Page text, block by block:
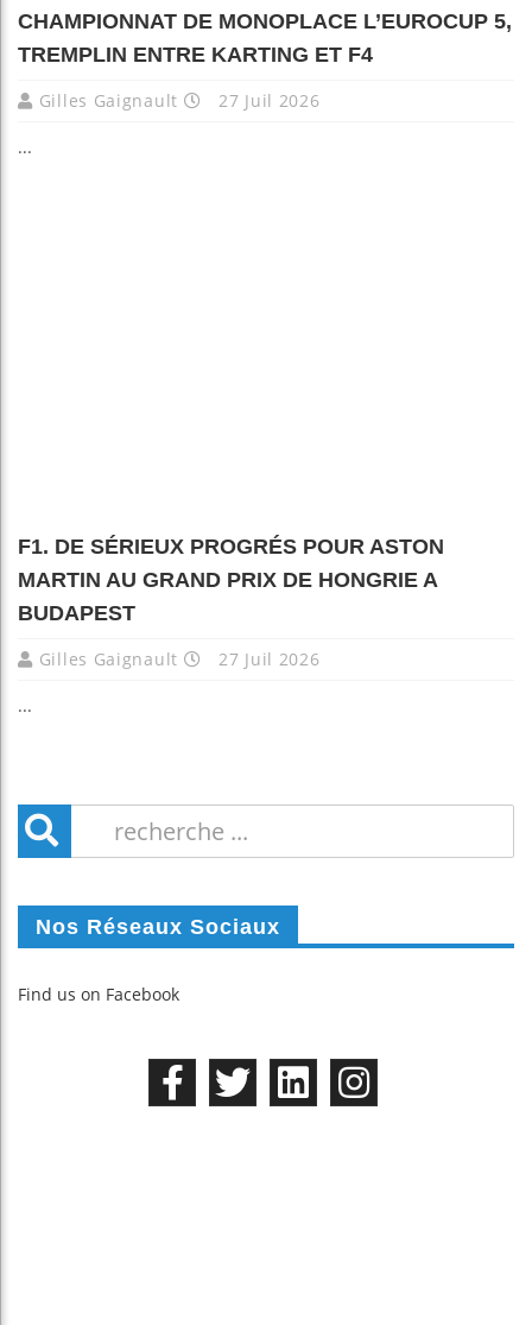
CHAMPIONNAT DE MONOPLACE L’EUROCUP 5,
TREMPLIN ENTRE KARTING ET F4
Gilles Gaignault 27 Juil 2026
...
F1. DE SÉRIEUX PROGRÉS POUR ASTON
MARTIN AU GRAND PRIX DE HONGRIE A
BUDAPEST
Gilles Gaignault 27 Juil 2026
...
Nos Réseaux Sociaux
Find us on Facebook